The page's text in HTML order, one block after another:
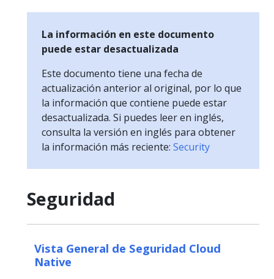
La información en este documento
puede estar desactualizada
Este documento tiene una fecha de
actualización anterior al original, por lo que
la información que contiene puede estar
desactualizada. Si puedes leer en inglés,
consulta la versión en inglés para obtener
la información más reciente: Security
Seguridad
Vista General de Seguridad Cloud
Native